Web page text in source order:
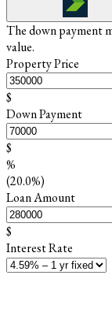
The down payment
value.
Property Price
$
Down Payment
$
%
(20.0%)
Loan Amount
$
Interest Rate